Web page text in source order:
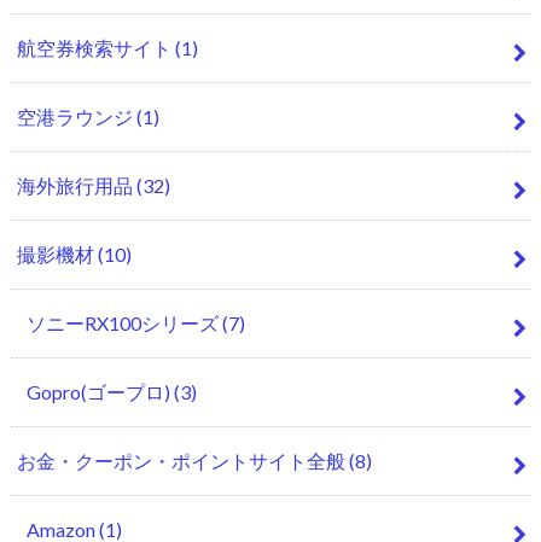
航空券検索サイト (1)
空港ラウンジ (1)
海外旅行用品 (32)
撮影機材(10)
ソニーRX100シリーズ(7)
Gopro(ゴープロ) (3)
お金・クーポン・ポイントサイト全般(8)
Amazon(1)